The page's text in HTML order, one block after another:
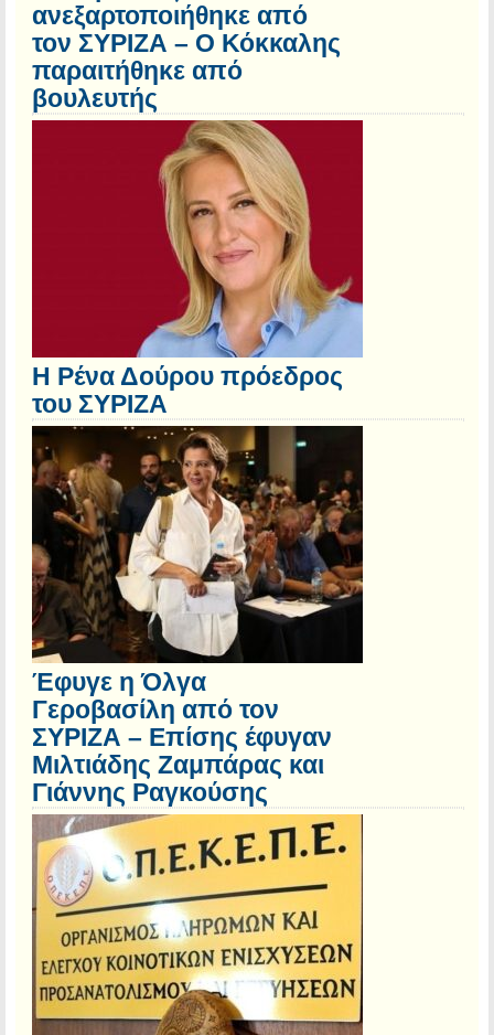
ανεξαρτοποιήθηκε από
τον ΣΥΡΙΖΑ – Ο Κόκκαλης
παραιτήθηκε από
βουλευτής
Η Ρένα Δούρου πρόεδρος
του ΣΥΡΙΖΑ
Έφυγε η Όλγα
Γεροβασίλη από τον
ΣΥΡΙΖΑ – Επίσης έφυγαν
Μιλτιάδης Ζαμπάρας και
Γιάννης Ραγκούσης